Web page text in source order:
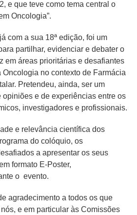
e que teve como tema central o
Oncologia”.
com a sua 18ª edição, foi um
partilhar, evidenciar e debater o
em áreas prioritárias e desafiantes
Oncologia no contexto de Farmácia
Pretendeu, ainda, ser um
opiniões e de experiências entre os
investigadores e profissionais.
e relevância científica dos
do colóquio, os
a apresentar os seus
formato E-Poster,
o evento.
agradecimento a todos os que
e em particular às Comissões